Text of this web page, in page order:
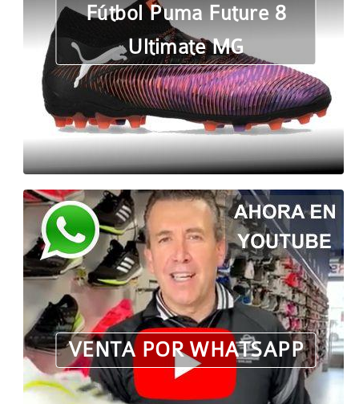
Fútbol Puma Future 8
Ultimate MG
VENTA POR WHATSAPP